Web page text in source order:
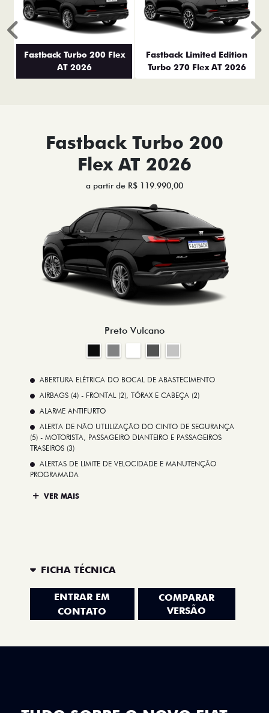
Fastback Turbo 200 Flex
AT 2026
Fastback Limited Edition
Turbo 270 Flex AT 2026
Anterior
Fastback Turbo 200
Flex AT 2026
a partir de R$ 119.990,00
Preto Vulcano
ABERTURA ELÉTRICA DO BOCAL DE ABASTECIMENTO
AIRBAGS (4) - FRONTAL (2), TÓRAX E CABEÇA (2)
ALARME ANTIFURTO
ALERTA DE NÃO UTLILIZAÇÃO DO CINTO DE SEGURANÇA
(5) - MOTORISTA, PASSAGEIRO DIANTEIRO E PASSAGEIROS
TRASEIROS (3)
ALERTAS DE LIMITE DE VELOCIDADE E MANUTENÇÃO
PROGRAMADA
VER MAIS
FICHA TÉCNICA
ENTRAR EM
CONTATO
COMPARAR
VERSÃO